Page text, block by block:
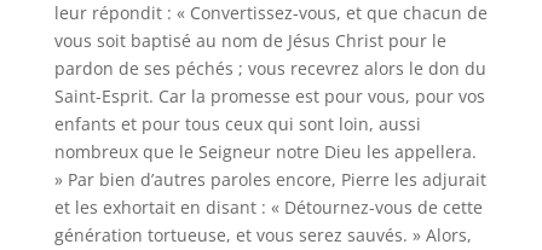
leur répondit : « Convertissez-vous, et que chacun de
vous soit baptisé au nom de Jésus Christ pour le
pardon de ses péchés ; vous recevrez alors le don du
Saint-Esprit. Car la promesse est pour vous, pour vos
enfants et pour tous ceux qui sont loin, aussi
nombreux que le Seigneur notre Dieu les appellera.
» Par bien d’autres paroles encore, Pierre les adjurait
et les exhortait en disant : « Détournez-vous de cette
génération tortueuse, et vous serez sauvés. » Alors,